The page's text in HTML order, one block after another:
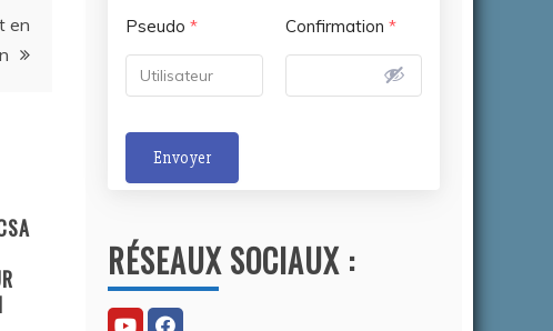
en
Pseudo * Confirmation *
Envoyer
t
e
r
RÉSEAUX SOCIAUX :